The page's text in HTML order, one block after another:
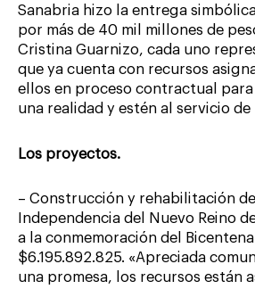
Sanabria hizo la entrega
por más de 40 mil millones de
Cristina Guarnizo, cada uno
que ya cuenta con recursos
ellos en proceso contractual
una realidad y estén al servicio
Los proyectos.
– Construcción y rehabilitación
Independencia del Nuevo Reino
a la conmemoración del
$6.195.892.825. «Apreciada
una promesa, los recursos están